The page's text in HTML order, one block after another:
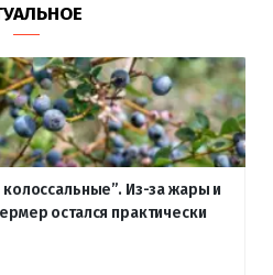
Из-за жары и
остался практически